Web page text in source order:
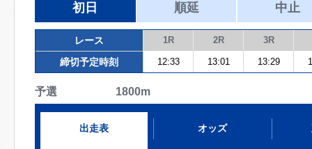
初日 順延 中止
レース 1R 2R 3R
締切予定時刻 12:33 13:01 13:29
予選 1800m
出走表 オッズ